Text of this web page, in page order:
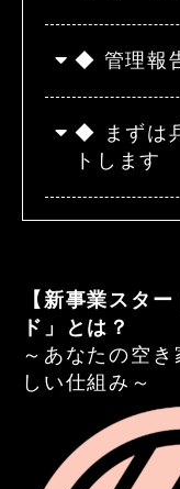
◆ 管理報
◆ まずは
トします
【新事業スタ
ド」とは？
～あなたの空
しい仕組み～